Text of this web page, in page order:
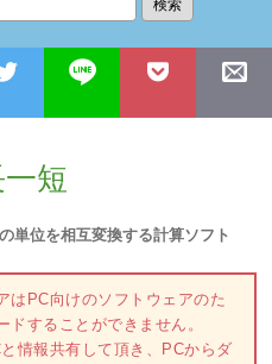
短
単位を相互変換する計算ソフト
はPC向けのソフトウェアのた
することができません。
情報共有して頂き、PCからダ